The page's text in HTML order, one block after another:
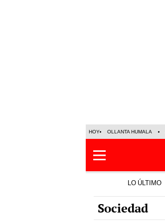
HOY OLLANTA HUMALA
LO ÚLTIMO
Sociedad